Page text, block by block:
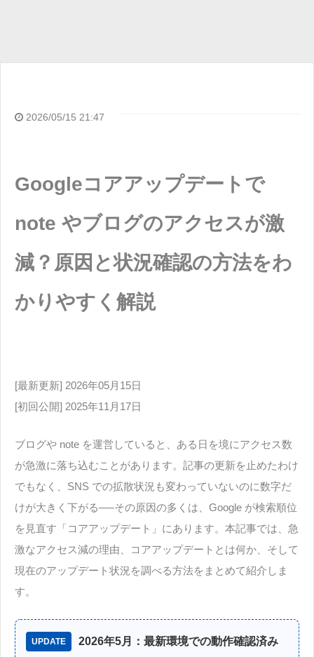
2026/05/15 21:47
Googleコアアップデートで
note やブログのアクセスが激
減？原因と状況確認の方法をわ
かりやすく解説
[最新更新] 2026年05月15日
[初回公開] 2025年11月17日
ブログや note を運営していると、ある日を境にアクセス数
が急激に落ち込むことがあります。記事の更新を止めたわけ
でもなく、SNS での拡散状況も変わっていないのに数字だ
けが大きく下がる──その原因の多くは、Google が検索順位
を見直す「コアアップデート」にあります。本記事では、急
激なアクセス減の理由、コアアップデートとは何か、そして
現在のアップデート状況を調べる方法をまとめて紹介しま
す。
UPDATE 2026年5月：最新環境での動作確認済み